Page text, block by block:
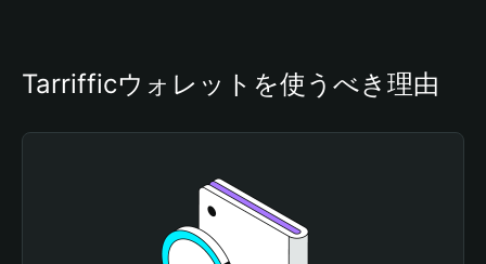
Tarrifficウォレットを使うべき理由